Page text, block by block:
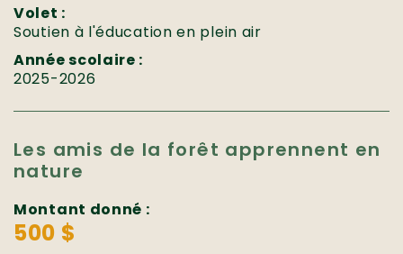
Volet :
Soutien à l'éducation en plein air
Année scolaire :
2025-2026
Les amis de la forêt apprennent en
nature
Montant donné :
500 $